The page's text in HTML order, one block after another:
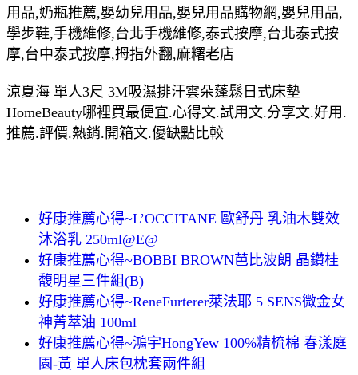
用品,奶瓶推薦,嬰幼兒用品,嬰兒用品購物網,嬰兒用品,
學步鞋,手機維修,台北手機維修,泰式按摩,台北泰式按
摩,台中泰式按摩,拇指外翻,麻糬老店
涼夏海 單人3尺 3M吸濕排汗雲朵蓬鬆日式床墊
HomeBeauty哪裡買最便宜.心得文.試用文.分享文.好用.
推薦.評價.熱銷.開箱文.優缺點比較
好康推薦心得~L’OCCITANE 歐舒丹 乳油木雙效
沐浴乳 250ml@E@
好康推薦心得~BOBBI BROWN芭比波朗 晶鑽桂
馥明星三件組(B)
好康推薦心得~ReneFurterer萊法耶 5 SENS微金女
神菁萃油 100ml
好康推薦心得~鴻宇HongYew 100%精梳棉 春漾庭
園-黃 單人床包枕套兩件組